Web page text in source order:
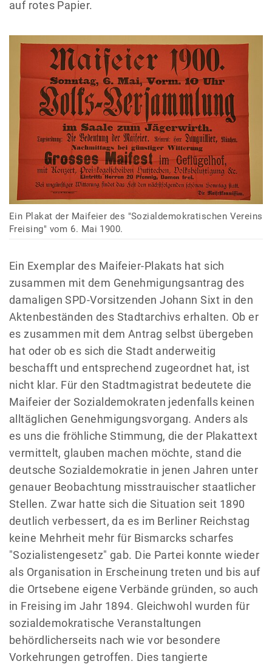
auf rotes Papier.
Ein Plakat der Maifeier des "Sozialdemokratischen Vereins
Freising" vom 6. Mai 1900.
Ein Exemplar des Maifeier-Plakats hat sich
zusammen mit dem Genehmigungsantrag des
damaligen SPD-Vorsitzenden Johann Sixt in den
Aktenbeständen des Stadtarchivs erhalten. Ob er
es zusammen mit dem Antrag selbst übergeben
hat oder ob es sich die Stadt anderweitig
beschafft und entsprechend zugeordnet hat, ist
nicht klar. Für den Stadtmagistrat bedeutete die
Maifeier der Sozialdemokraten jedenfalls keinen
alltäglichen Genehmigungsvorgang. Anders als
es uns die fröhliche Stimmung, die der Plakattext
vermittelt, glauben machen möchte, stand die
deutsche Sozialdemokratie in jenen Jahren unter
genauer Beobachtung misstrauischer staatlicher
Stellen. Zwar hatte sich die Situation seit 1890
deutlich verbessert, da es im Berliner Reichstag
keine Mehrheit mehr für Bismarcks scharfes
"Sozialistengesetz" gab. Die Partei konnte wieder
als Organisation in Erscheinung treten und bis auf
die Ortsebene eigene Verbände gründen, so auch
in Freising im Jahr 1894. Gleichwohl wurden für
sozialdemokratische Veranstaltungen
behördlicherseits nach wie vor besondere
Vorkehrungen getroffen. Dies tangierte